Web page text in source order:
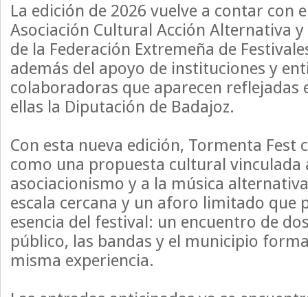
La edición de 2026 vuelve a contar con
Asociación Cultural Acción Alternativa
de la Federación Extremeña de
además del apoyo de instituciones y
colaboradoras que aparecen reflejadas
ellas la Diputación de Badajoz.
Con esta nueva edición, Tormenta Fest
como una propuesta cultural
asociacionismo y a la música
escala cercana y un aforo limitado que
esencia del festival: un encuentro de
público, las bandas y el municipio
misma experiencia.